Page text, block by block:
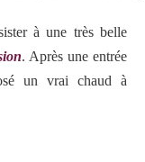
à une très belle
. Après une entrée
un vrai chaud à